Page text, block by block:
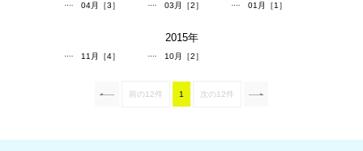
04月［3］ 03月［2］ 01月［1］
2015年
11月［4］ 10月［2］
前の12件 1 次の12件